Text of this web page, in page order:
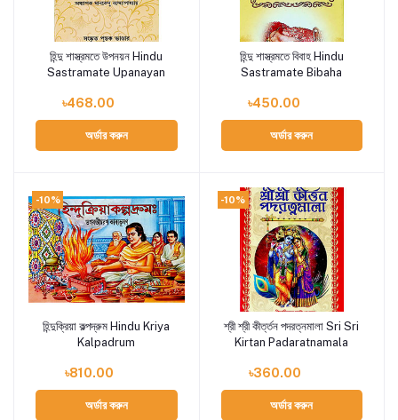
Add to cart
হিন্দু শাস্ত্রমতে উপনয়ন Hindu
Sastramate Upanayan
৳468.00
অর্ডার করুন
Add to cart
হিন্দু শাস্ত্রমতে বিবাহ Hindu
Sastramate Bibaha
৳450.00
অর্ডার করুন
-10%
Add to cart
হিন্দুক্রিয়া কল্পদ্রুম Hindu Kriya
Kalpadrum
৳810.00
অর্ডার করুন
-10%
Add to cart
শ্রী শ্রী কীর্ত্তন পদরত্নমালা Sri Sri
Kirtan Padaratnamala
৳360.00
অর্ডার করুন